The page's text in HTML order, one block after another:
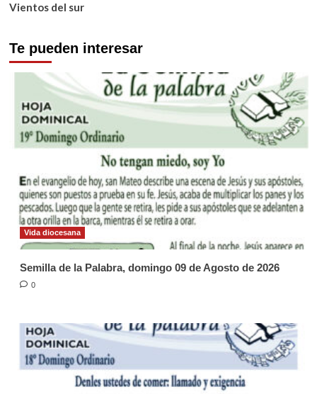
Vientos del sur
Te pueden interesar
Vida diocesana
Semilla de la Palabra, domingo 09 de Agosto de 2026
0